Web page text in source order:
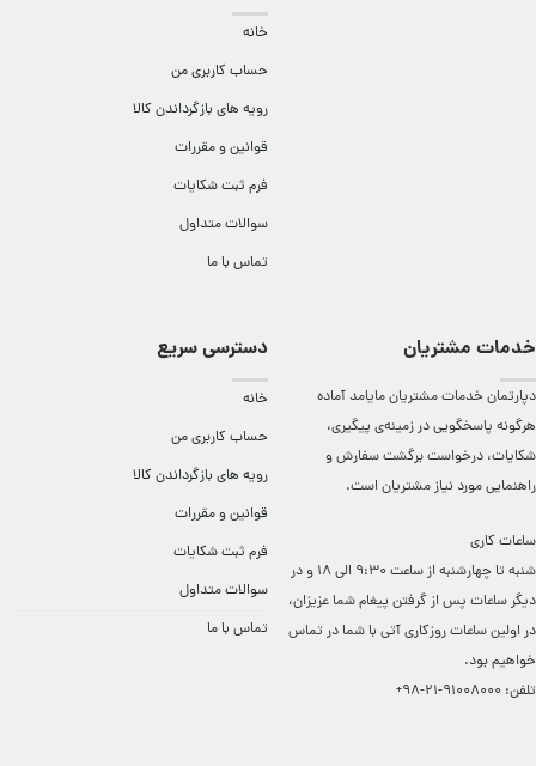
خانه
حساب کاربری من
رویه های بازگرداندن کالا
قوانین و مقررات
فرم ثبت شکایات
سوالات متداول
تماس با ما
خدمات مشتریان
دپارتمان خدمات مشتریان مایامد آماده
هرگونه پاسخگویی در زمینه‌ی پیگیری،
شکایات، درخواست برگشت سفارش و
راهنمایی مورد نیاز مشتریان است.
ساعات کاری
شنبه تا چهارشنبه از ساعت 9:30 الی 18 و در
دیگر ساعات ‌پس از گرفتن پیغام شما عزیزان،
در اولین ساعات روزکاری آتی با شما در تماس
خواهیم بود.
تلفن: 91008000-21-98+
دسترسی سریع
خانه
حساب کاربری من
رویه های بازگرداندن کالا
قوانین و مقررات
فرم ثبت شکایات
سوالات متداول
تماس با ما